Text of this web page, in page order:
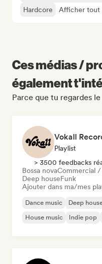
Hardcore
Afficher tout
Ces médias /
également
Parce que tu regardes
Vokall
Playlist
> 3500 feedbacks
Bossa novaCommercial /
Deep houseFunk
Ajouter dans ma/mes
Dance music Deep
House music
Indie pop